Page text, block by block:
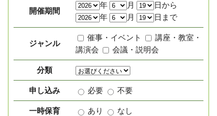
開催期間
年 月
日から
年
月 日まで
ジャンル
催事・イベント
講座・教室・
講演会
会議・説明会
分類
申し込み 必要 不要
一時保育 あり なし